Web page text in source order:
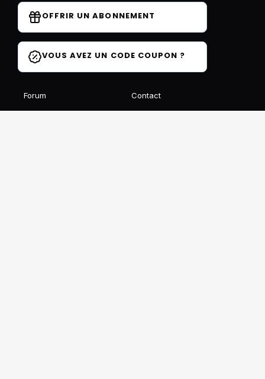
OFFRIR UN ABONNEMENT
VOUS AVEZ UN CODE COUPON ?
Forum Contact